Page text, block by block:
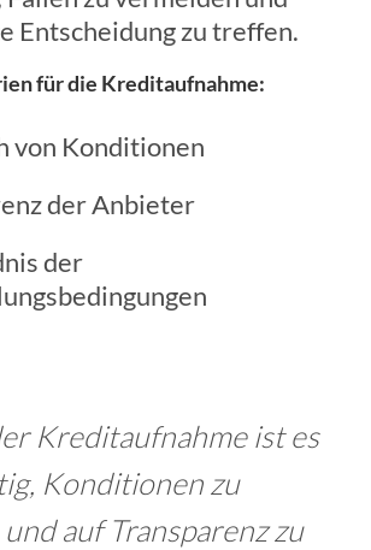
Entscheidung zu treffen.
für die Kreditaufnahme:
von Konditionen
der Anbieter
der
Kreditaufnahme ist es
Konditionen zu
auf Transparenz zu